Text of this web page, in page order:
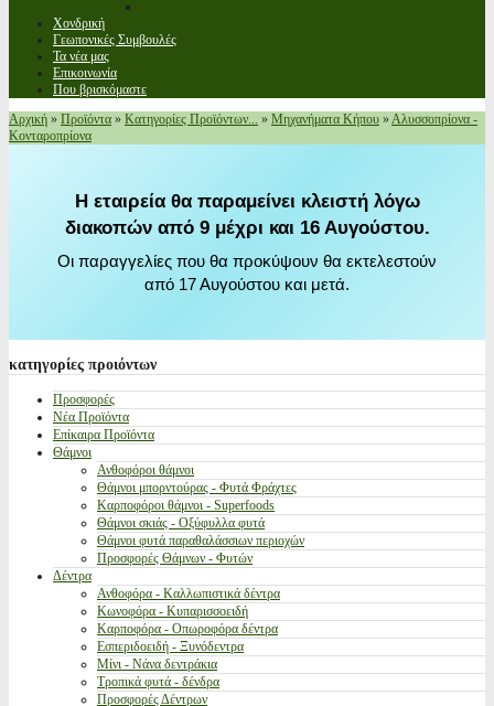
Χονδρική
Γεωπονικές Συμβουλές
Τα νέα μας
Επικοινωνία
Που βρισκόμαστε
Αρχική » Προϊόντα » Κατηγορίες Προϊόντων... » Μηχανήματα Κήπου »Αλυσσοπρίονα -
Κονταροπρίονα
Η εταιρεία θα παραμείνει κλειστή λόγω
διακοπών από 9 μέχρι και 16 Αυγούστου.
Οι παραγγελίες που θα προκύψουν θα εκτελεστούν
από 17 Αυγούστου και μετά.
κατηγορίες προιόντων
Προσφορές
Νέα Προϊόντα
Επίκαιρα Προϊόντα
Θάμνοι
Ανθοφόροι θάμνοι
Θάμνοι μπορντούρας - Φυτά Φράχτες
Καρποφόροι θάμνοι - Superfoods
Θάμνοι σκιάς - Οξύφυλλα φυτά
Θάμνοι φυτά παραθαλάσσιων περιοχών
Προσφορές Θάμνων - Φυτών
Δέντρα
Ανθοφόρα - Καλλωπιστικά δέντρα
Κωνοφόρα - Κυπαρισσοειδή
Καρποφόρα - Οπωροφόρα δέντρα
Εσπεριδοειδή - Ξυνόδεντρα
Μίνι - Νάνα δεντράκια
Τροπικά φυτά - δένδρα
Προσφορές Δέντρων